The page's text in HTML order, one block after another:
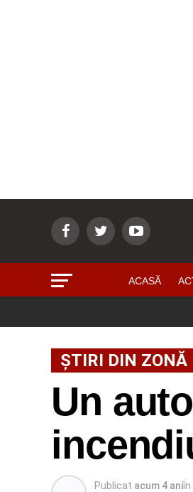
ACASĂ
ȘTIRI DIN ZONĂ
Un
Publicat acum 4 aniîn